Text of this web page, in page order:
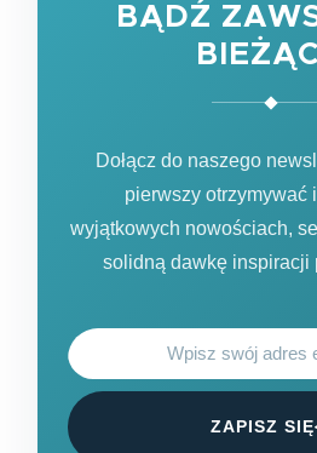
BĄDŹ
Dołącz do naszego
pierwszy otrzymywać
wyjątkowych nowościach,
solidną dawkę inspiracji
ZAPISZ SIĘ